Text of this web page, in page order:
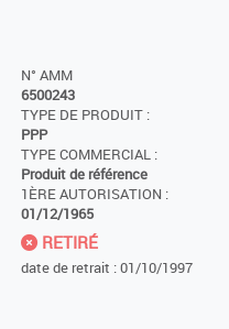
N° AMM
6500243
TYPE DE PRODUIT :
PPP
TYPE COMMERCIAL :
Produit de référence
1ÈRE AUTORISATION :
01/12/1965
RETIRÉ
date de retrait : 01/10/1997